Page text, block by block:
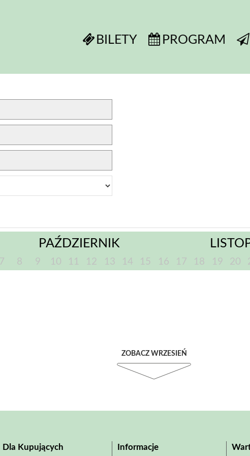
BILETY PROGRAM
PAŹDZIERNIK
7 8 9 10 11 12 13 14 15 16 17 18 19 20
ZOBACZ WRZESIEŃ
Dla Kupujących Informacje